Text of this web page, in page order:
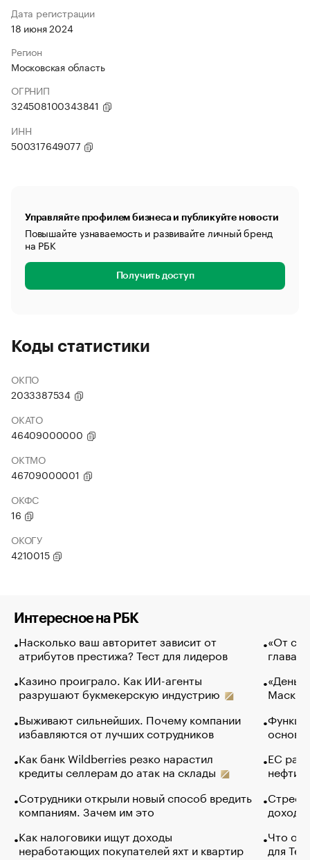
Дата регистрации
18 июня 2024
Регион
Московская область
ОГРНИП
324508100343841
ИНН
500317649077
Управляйте профилем бизнеса и публикуйте новости
Повышайте узнаваемость и развивайте личный бренд
на РБК
Получить доступ
Коды статистики
ОКПО
2033387534
ОКАТО
46409000000
ОКТМО
46709000001
ОКФС
16
ОКОГУ
4210015
Интересное на РБК
Насколько ваш авторитет зависит от
атрибутов престижа? Тест для лидеров
Казино проиграло. Как ИИ-агенты
разрушают букмекерскую индустрию
Выживают сильнейших. Почему компании
избавляются от лучших сотрудников
Как банк Wildberries резко нарастил
кредиты селлерам до атак на склады
Сотрудники открыли новый способ вредить
компаниям. Зачем им это
Как налоговики ищут доходы
неработающих покупателей яхт и квартир
«От
глава
Маск в
основ
ЕС
нефти
Что
для